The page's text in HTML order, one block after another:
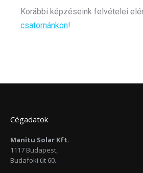
Korábbi képzéseink felvételei
csatornánkon!
Cégadatok
Manitu Solar Kft.
1117 Budapest,
Budafoki út 60.